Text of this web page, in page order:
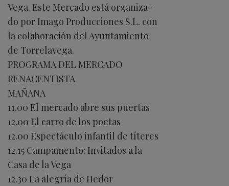
Vega. Este Mercado está organiza-
do por Imago Producciones S.L. con
la colaboración del Ayuntamiento
de Torrelavega.
PROGRAMA DEL MERCADO
RENACENTISTA
MAÑANA
11.00 El mercado abre sus puertas
12.00 El carro de los poetas
12.00 Espectáculo infantil de títeres
12.15 Campamento: Invitados a la
Casa de la Vega
12.30 La alegría de Hedor